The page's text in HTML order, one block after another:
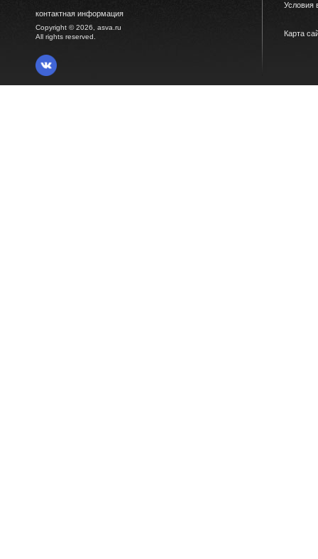
контактная информация
Copyright © 2026, asva.ru
All rights reserved.
Условия
Карта